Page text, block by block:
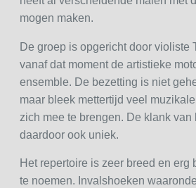
mogen maken.
De groep is opgericht door violiste
vanaf dat moment de artistieke
ensemble. De bezetting is niet
maar bleek mettertijd veel
zich mee te brengen. De klank van
daardoor ook uniek.
Het repertoire is zeer breed en erg
te noemen. Invalshoeken